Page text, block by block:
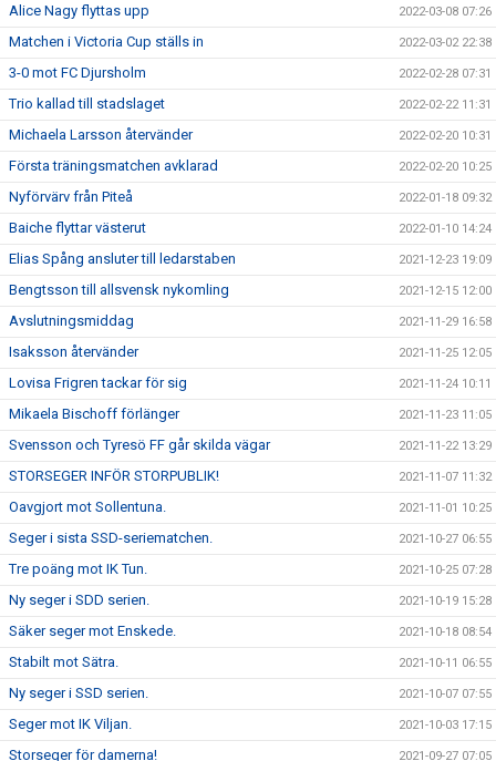
Alice Nagy flyttas upp 2022-03-08 07:26
Matchen i Victoria Cup ställs in 2022-03-02 22:38
3-0 mot FC Djursholm 2022-02-28 07:31
Trio kallad till stadslaget 2022-02-22 11:31
Michaela Larsson återvänder 2022-02-20 10:31
Första träningsmatchen avklarad 2022-02-20 10:25
Nyförvärv från Piteå 2022-01-18 09:32
Baiche flyttar västerut 2022-01-10 14:24
Elias Spång ansluter till ledarstaben 2021-12-23 19:09
Bengtsson till allsvensk nykomling 2021-12-15 12:00
Avslutningsmiddag 2021-11-29 16:58
Isaksson återvänder 2021-11-25 12:05
Lovisa Frigren tackar för sig 2021-11-24 10:11
Mikaela Bischoff förlänger 2021-11-23 11:05
Svensson och Tyresö FF går skilda vägar 2021-11-22 13:29
STORSEGER INFÖR STORPUBLIK! 2021-11-07 11:32
Oavgjort mot Sollentuna. 2021-11-01 10:25
Seger i sista SSD-seriematchen. 2021-10-27 06:55
Tre poäng mot IK Tun. 2021-10-25 07:28
Ny seger i SDD serien. 2021-10-19 15:28
Säker seger mot Enskede. 2021-10-18 08:54
Stabilt mot Sätra. 2021-10-11 06:55
Ny seger i SSD serien. 2021-10-07 07:55
Seger mot IK Viljan. 2021-10-03 17:15
Storseger för damerna! 2021-09-27 07:05